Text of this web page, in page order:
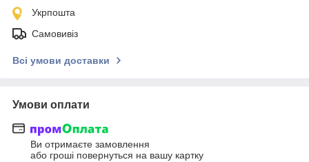
Укрпошта
Самовивіз
Всі умови доставки
Умови оплати
Ви отримаєте замовлення
або гроші повернуться на вашу картку